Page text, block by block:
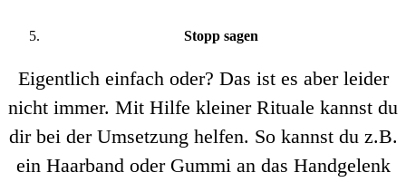
Stopp sagen
Eigentlich einfach oder? Das ist es aber leider
nicht immer. Mit Hilfe kleiner Rituale kannst du
dir bei der Umsetzung helfen. So kannst du z.B.
ein Haarband oder Gummi an das Handgelenk